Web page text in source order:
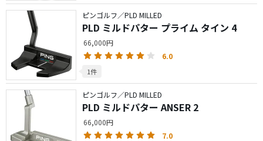
ピンゴルフ／PLD MILLED
PLD ミルドパター プライム タイン 4
66,000円
6.0
1件
ピンゴルフ／PLD MILLED
PLD ミルドパター ANSER 2
66,000円
7.0